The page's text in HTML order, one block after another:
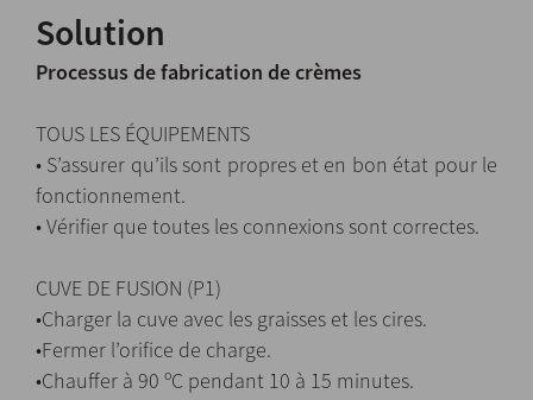
Solution
Processus de fabrication de crèmes
TOUS LES ÉQUIPEMENTS
• S’assurer qu’ils sont propres et en bon état pour le
fonctionnement.
• Vérifier que toutes les connexions sont correctes.
CUVE DE FUSION (P1)
•Charger la cuve avec les graisses et les cires.
•Fermer l’orifice de charge.
•Chauffer à 90 ºC pendant 10 à 15 minutes.